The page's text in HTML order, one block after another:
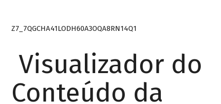
Z7_7QGCHA41LODH60A3OQA8RN14Q1
Visualizador do
Conteúdo da